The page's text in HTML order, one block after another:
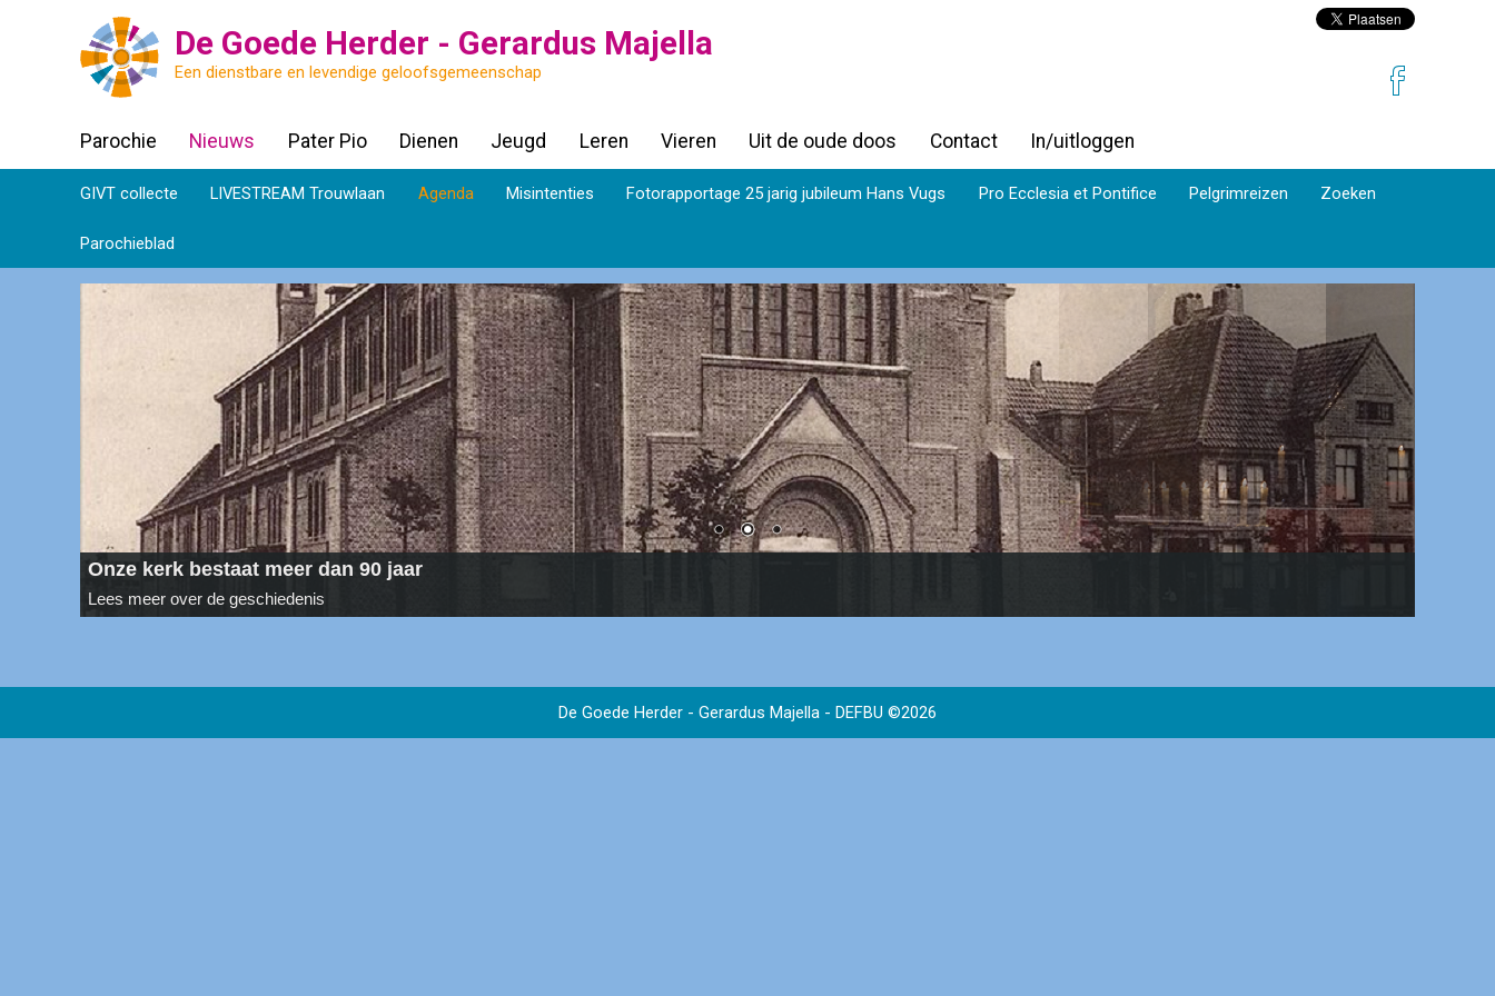
De Goede Herder - Gerardus Majella
Een dienstbare en levendige geloofsgemeenschap
Parochie Nieuws Pater Pio Dienen Jeugd Leren Vieren Uit de oude doos Contact In/uitloggen
GIVT collecte LIVESTREAM Trouwlaan Agenda Misintenties Fotorapportage 25 jarig jubileum Hans Vugs Pro Ecclesia et Pontifice Pelgrimreizen Zoeken
Parochieblad
Onze kerk bestaat meer dan 90 jaar
Lees meer over de geschiedenis
De Goede Herder - Gerardus Majella - DEFBU ©2026